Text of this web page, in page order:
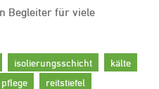
Begleiter für viele
isolierungsschicht
kälte
pflege
reitstiefel